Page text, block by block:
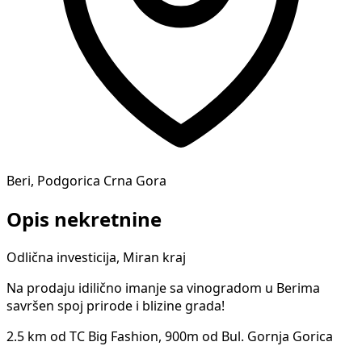
Beri, Podgorica Crna Gora
Opis nekretnine
Odlična investicija, Miran kraj
Na prodaju idilično imanje sa vinogradom u Berima
savršen spoj prirode i blizine grada!
2.5 km od TC Big Fashion, 900m od Bul. Gornja Gorica